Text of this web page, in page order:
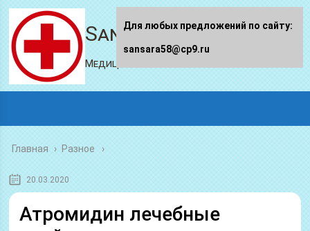
Sansara58.ru
Медицинский портал
Главная › Разное
20.03.2020
Атромидин лечебные
Для любых предложений по сайту:
sansara58@cp9.ru